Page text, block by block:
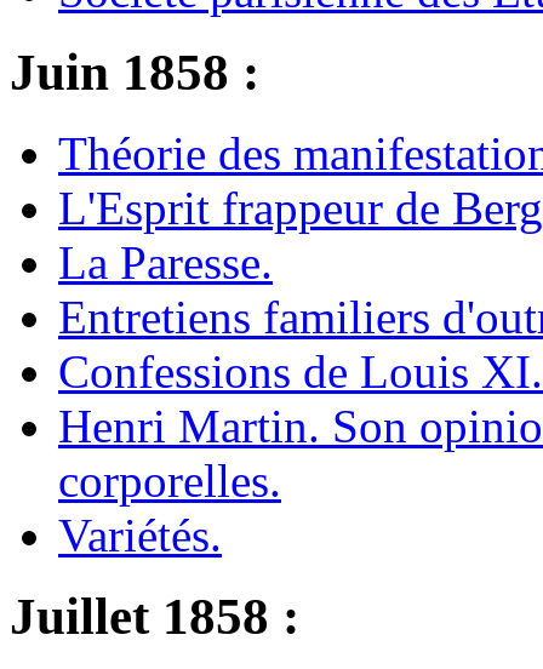
Juin 1858 :
Théorie des
L'Esprit frappeur de
La Paresse.
Entretiens familiers
Confessions de Louis XI.
Henri Martin. Son
corporelles.
Variétés.
Juillet 1858 :